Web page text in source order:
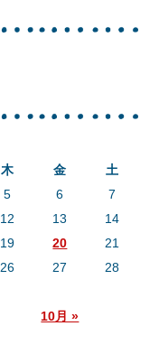
木 金 土
10月 »
5 6
7
12 13
14
19 20
21
26 27
28